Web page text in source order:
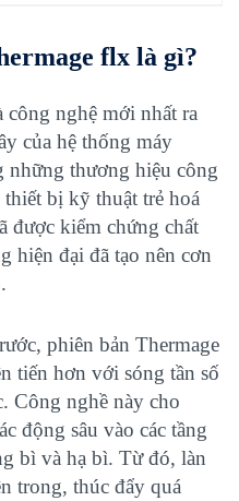
flx là gì?
nghệ mới nhất ra
của hệ thống máy
những thương hiệu công
bị kỹ thuật trẻ hoá
được kiểm chứng chất
hiện đại đã tạo nên cơn
phiên bản Thermage
tiến hơn với sóng tần số
Công nghề này cho
động sâu vào các tầng
bì và hạ bì. Từ đó, làn
trong, thúc đẩy quá